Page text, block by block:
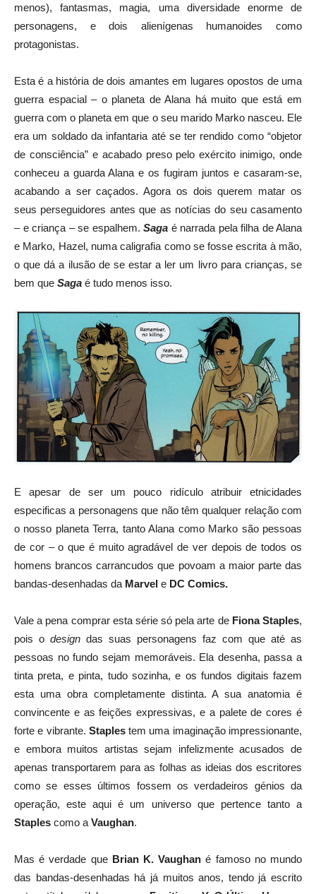
menos), fantasmas, magia, uma diversidade enorme de
personagens, e dois alienígenas humanoides como
protagonistas.
Esta é a história de dois amantes em lugares opostos de uma
guerra espacial – o planeta de Alana há muito que está em
guerra com o planeta em que o seu marido Marko nasceu. Ele
era um soldado da infantaria até se ter rendido como “objetor
de consciência” e acabado preso pelo exército inimigo, onde
conheceu a guarda Alana e os fugiram juntos e casaram-se,
acabando a ser caçados. Agora os dois querem matar os
seus perseguidores antes que as notícias do seu casamento
– e criança – se espalhem. Saga é narrada pela filha de Alana
e Marko, Hazel, numa caligrafia como se fosse escrita à mão,
o que dá a ilusão de se estar a ler um livro para crianças, se
bem que Saga é tudo menos isso.
E apesar de ser um pouco ridículo atribuir etnicidades
especificas a personagens que não têm qualquer relação com
o nosso planeta Terra, tanto Alana como Marko são pessoas
de cor – o que é muito agradável de ver depois de todos os
homens brancos carrancudos que povoam a maior parte das
bandas-desenhadas da Marvel e DC Comics.
Vale a pena comprar esta série só pela arte de Fiona Staples,
pois o design das suas personagens faz com que até as
pessoas no fundo sejam memoráveis. Ela desenha, passa a
tinta preta, e pinta, tudo sozinha, e os fundos digitais fazem
esta uma obra completamente distinta. A sua anatomia é
convincente e as feições expressivas, e a palete de cores é
forte e vibrante. Staplestem uma imaginação impressionante,
e embora muitos artistas sejam infelizmente acusados de
apenas transportarem para as folhas as ideias dos escritores
como se esses últimos fossem os verdadeiros génios da
operação, este aqui é um universo que pertence tanto a
Staples como a Vaughan.
Mas é verdade que Brian K. Vaughan é famoso no mundo
das bandas-desenhadas há já muitos anos, tendo já escrito